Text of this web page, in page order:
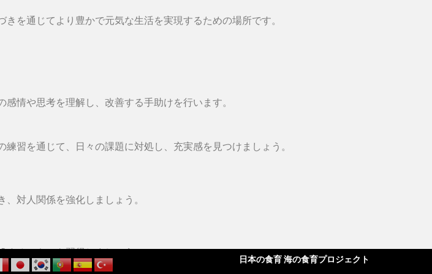
を通じてより豊かで元気な生活を実現するための場所です。
情や思考を理解し、改善する手助けを行います。
習を通じて、日々の課題に対処し、充実感を見つけましょう。
対人関係を強化しましょう。
するスキルを習得しましょう。
日本の食育 海の食育プロジェクト